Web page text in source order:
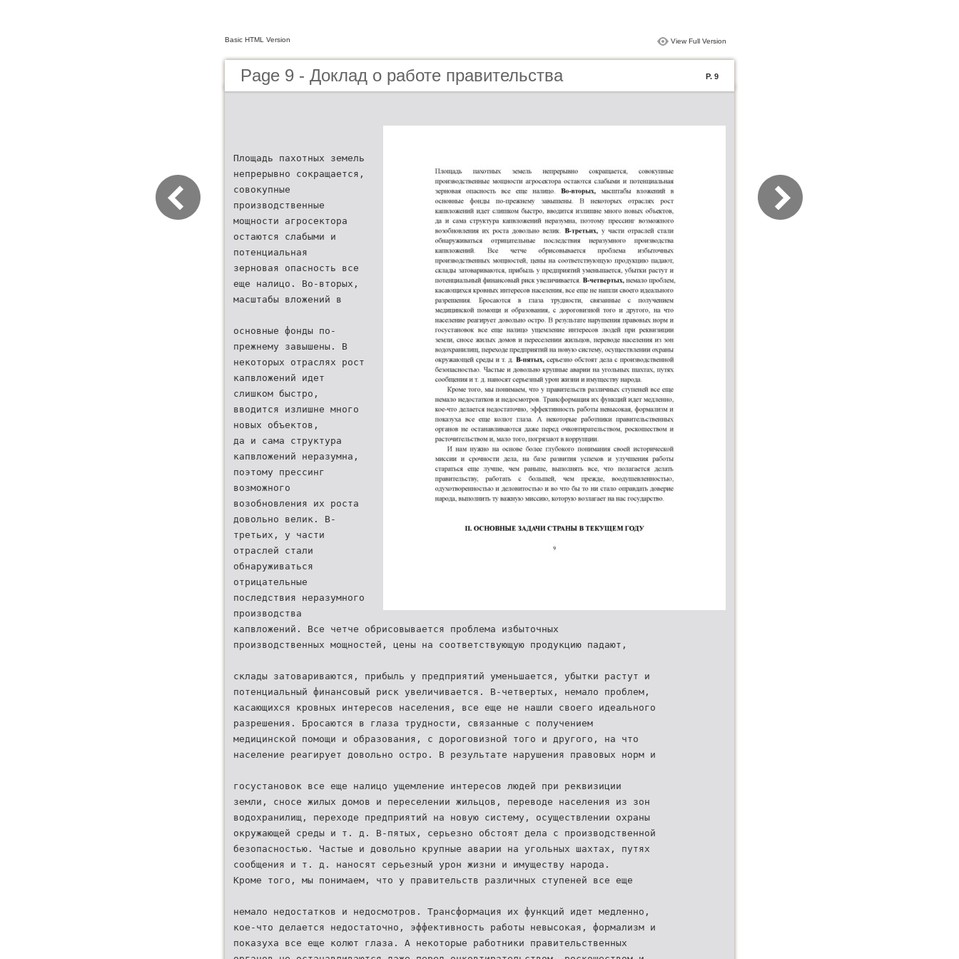
Basic HTML Version View Full Version
Page 9 - Доклад о работе правительства P. 9
Площадь пахотных земель
непрерывно сокращается,
совокупные
производственные
мощности агросектора
остаются слабыми и
потенциальная
зерновая опасность все
еще налицо. Во-вторых,
масштабы вложений в
основные фонды по-
прежнему завышены. В
некоторых отраслях рост
капвложений идет
слишком быстро,
вводится излишне много
новых объектов,
да и сама структура
капвложений неразумна,
поэтому прессинг
возможного
возобновления их роста
довольно велик. В-
третьих, у части
отраслей стали
обнаруживаться
отрицательные
последствия неразумного
производства
капвложений. Все четче обрисовывается проблема избыточных
производственных мощностей, цены на соответствующую продукцию падают,
склады затовариваются, прибыль у предприятий уменьшается, убытки растут и
потенциальный финансовый риск увеличивается. В-четвертых, немало проблем,
касающихся кровных интересов населения, все еще не нашли своего идеального
разрешения. Бросаются в глаза трудности, связанные с получением
медицинской помощи и образования, с дороговизной того и другого, на что
население реагирует довольно остро. В результате нарушения правовых норм и
госустановок все еще налицо ущемление интересов людей при реквизиции
земли, сносе жилых домов и переселении жильцов, переводе населения из зон
водохранилищ, переходе предприятий на новую систему, осуществлении охраны
окружающей среды и т. д. В-пятых, серьезно обстоят дела с производственной
безопасностью. Частые и довольно крупные аварии на угольных шахтах, путях
сообщения и т. д. наносят серьезный урон жизни и имуществу народа.
Кроме того, мы понимаем, что у правительств различных ступеней все еще
немало недостатков и недосмотров. Трансформация их функций идет медленно,
кое-что делается недостаточно, эффективность работы невысокая, формализм и
показуха все еще колют глаза. А некоторые работники правительственных